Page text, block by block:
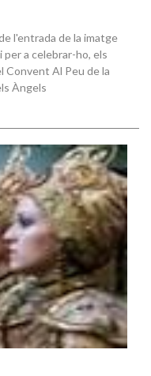
l'entrada de la imatge
per a celebrar-ho, els
Convent Al Peu de la
Àngels